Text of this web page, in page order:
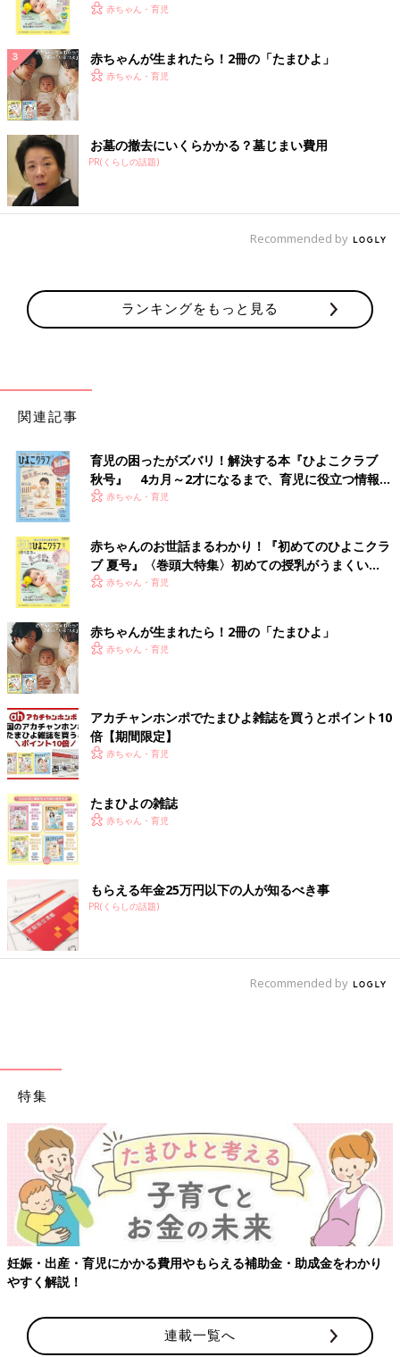
く！ おっぱい・ミルクの基本と夏のトラブル 解決テ
赤ちゃん・育児
赤ちゃんが生まれたら！2冊の「たまひよ」
赤ちゃん・育児
お墓の撤去にいくらかかる？墓じまい費用
PR(くらしの話題)
Recommended by
ランキングをもっと見る
関連記事
育児の困ったがズバリ！解決する本『ひよこクラブ
秋号』 4カ月～2才になるまで、育児に役立つ情報が
いっぱい！
赤ちゃん・育児
赤ちゃんのお世話まるわかり！『初めてのひよこクラ
ブ 夏号』〈巻頭大特集〉初めての授乳がうまくい
く！ おっぱい・ミルクの基本と夏のトラブル 解決テ
赤ちゃん・育児
赤ちゃんが生まれたら！2冊の「たまひよ」
赤ちゃん・育児
アカチャンホンポでたまひよ雑誌を買うとポイント10
倍【期間限定】
赤ちゃん・育児
たまひよの雑誌
赤ちゃん・育児
もらえる年金25万円以下の人が知るべき事
PR(くらしの話題)
Recommended by
特集
妊娠・出産・育児にかかる費用やもらえる補助金・助成金をわかり
やすく解説！
連載一覧へ